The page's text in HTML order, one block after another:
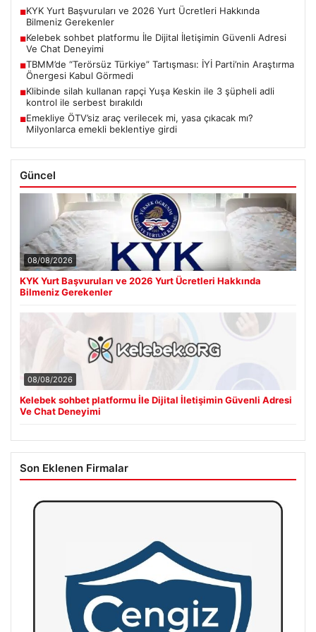
■KYK Yurt Başvuruları ve 2026 Yurt Ücretleri Hakkında
Bilmeniz Gerekenler
■Kelebek sohbet platformu İle Dijital İletişimin Güvenli Adresi
Ve Chat Deneyimi
■TBMM’de “Terörsüz Türkiye” Tartışması: İYİ Parti’nin Araştırma
Önergesi Kabul Görmedi
■Klibinde silah kullanan rapçi Yuşa Keskin ile 3 şüpheli adli
kontrol ile serbest bırakıldı
■Emekliye ÖTV’siz araç verilecek mi, yasa çıkacak mı?
Milyonlarca emekli beklentiye girdi
Güncel
08/08/2026
KYK Yurt Başvuruları ve 2026 Yurt Ücretleri Hakkında
Bilmeniz Gerekenler
08/08/2026
Kelebek sohbet platformu İle Dijital İletişimin Güvenli Adresi
Ve Chat Deneyimi
Son Eklenen Firmalar